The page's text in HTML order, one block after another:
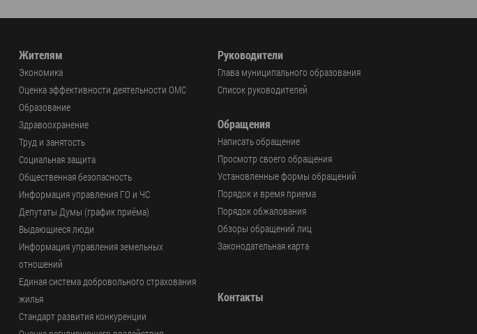
Жителям
Экономика
Оценка эффективности деятельности ОМС
Образование
Здравоохранение
Труд и занятость
Социальная защита
Общественная безопасность
Информация управления ГО и ЧС
Депутаты Думы (график приёма)
Выдающиеся люди
Информация управления земельных
отношений
Единая система добровольного страхования
жилья
Стандарт развития конкуренции
Руководители
Глава муниципального образования
Список руководителей
Обращения
Написать обращение
Просмотр своего обращения
Установленные формы обращений
Порядок и время приема
Порядок обжалования
Обзоры обращений лиц
Законодательная карта
Контакты